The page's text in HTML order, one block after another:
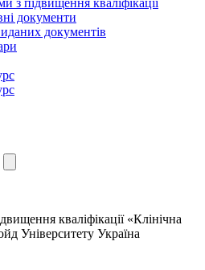
з підвищення кваліфікації
документи
документів
кваліфікації «Клінічна
Університету Україна